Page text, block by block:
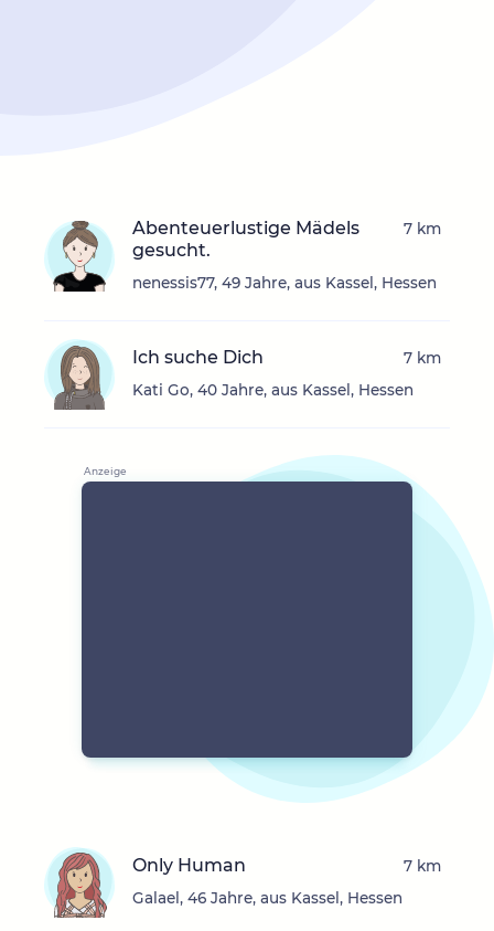
Abenteuerlustige Mädels
gesucht.
nenessis77, 49 Jahre, aus Kassel, Hessen
7 km
Ich suche Dich
Kati Go, 40 Jahre, aus Kassel, Hessen
7 km
Only Human
Galael, 46 Jahre, aus Kassel, Hessen
7 km